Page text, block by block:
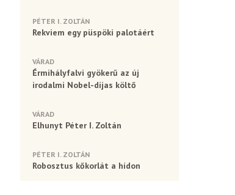
PÉTER I. ZOLTÁN
Rekviem egy püspöki palotáért
VÁRAD
Érmihályfalvi gyökerű az új
irodalmi Nobel-díjas költő
VÁRAD
Elhunyt Péter I. Zoltán
PÉTER I. ZOLTÁN
Robosztus kőkorlát a hídon